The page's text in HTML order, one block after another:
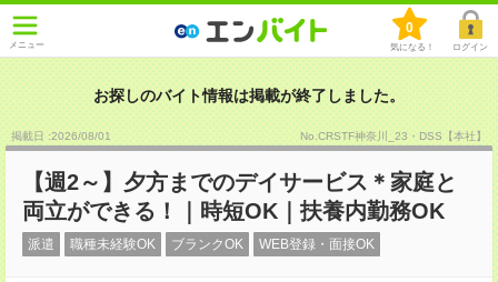
メニュー
0
気になる！ ログイン
お探しのバイト情報は掲載が終了しました。
掲載日 :2026/08/01 No.CRSTF神奈川_23・DSS【本社】
【週2～】夕方までのデイサービス＊家庭と
両立ができる！｜時短OK｜扶養内勤務OK
派遣 職種未経験OK ブランクOK WEB登録・面接OK